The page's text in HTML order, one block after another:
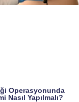
Operasyonunda
Nasıl Yapılmalı?